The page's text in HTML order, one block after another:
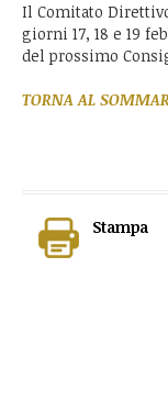
Il Comitato
giorni 17, 18 e 19
del prossimo
TORNA AL
Stampa